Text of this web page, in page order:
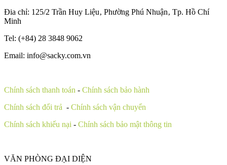
Đia chỉ: 125/2 Trần Huy Liệu‚ Phường Phú Nhuận‚ Tp. Hồ Chí
Minh
Tel: (+84) 28 3848 9062
Email: info@sacky.com.vn
Chính sách thanh toán - Chính sách bảo hành
Chính sách đổi trả - Chính sách vận chuyển
Chính sách khiếu nại - Chính sách bảo mật thông tin
VĂN PHÒNG ĐẠI DIỆN